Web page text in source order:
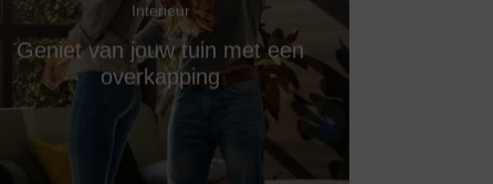
Interieur
Geniet van jouw tuin met een
overkapping